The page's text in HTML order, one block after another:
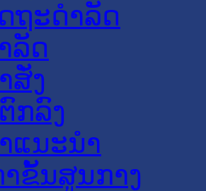
ຖະດໍາລັດ
ລັດ
ສັ່ງ
ກລົງ
ແນະນໍາ
ຂັ້ນສູນກາງ